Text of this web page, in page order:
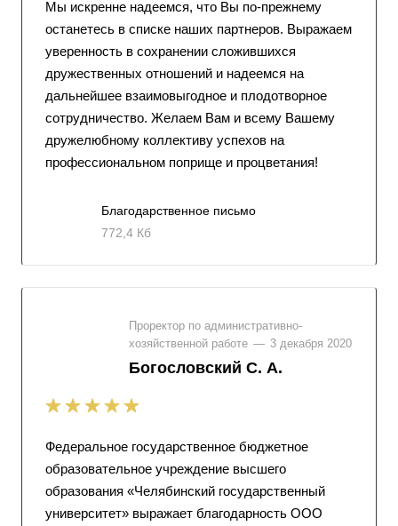
Мы искренне надеемся, что Вы по-прежнему
останетесь в списке наших партнеров. Выражаем
уверенность в сохранении сложившихся
дружественных отношений и надеемся на
дальнейшее взаимовыгодное и плодотворное
сотрудничество. Желаем Вам и всему Вашему
дружелюбному коллективу успехов на
профессиональном поприще и процветания!
Благодарственное письмо
772,4 Кб
Проректор по административно-
хозяйственной работе — 3 декабря 2020
Богословский С. А.
Федеральное государственное бюджетное
образовательное учреждение высшего
образования «Челябинский государственный
университет» выражает благодарность ООО